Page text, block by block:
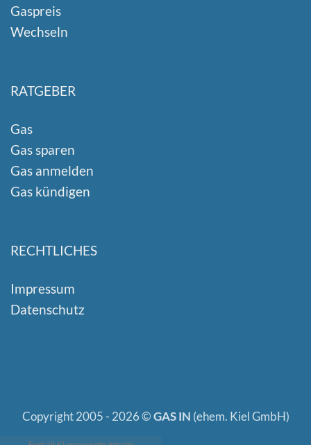
Gaspreis
Wechseln
RATGEBER
Gas
Gas sparen
Gas anmelden
Gas kündigen
RECHTLICHES
Impressum
Datenschutz
Copyright 2005 - 2026 ©GAS IN (ehem. Kiel GmbH)